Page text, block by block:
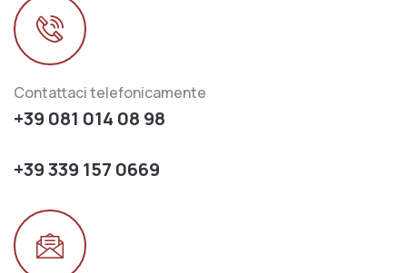
Contattaci telefonicamente
+39 081 014 08 98
+39 339 157 0669